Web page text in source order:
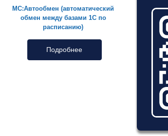
МС:Автообмен (автоматический
обмен между базами 1С по
расписанию)
Подробнее